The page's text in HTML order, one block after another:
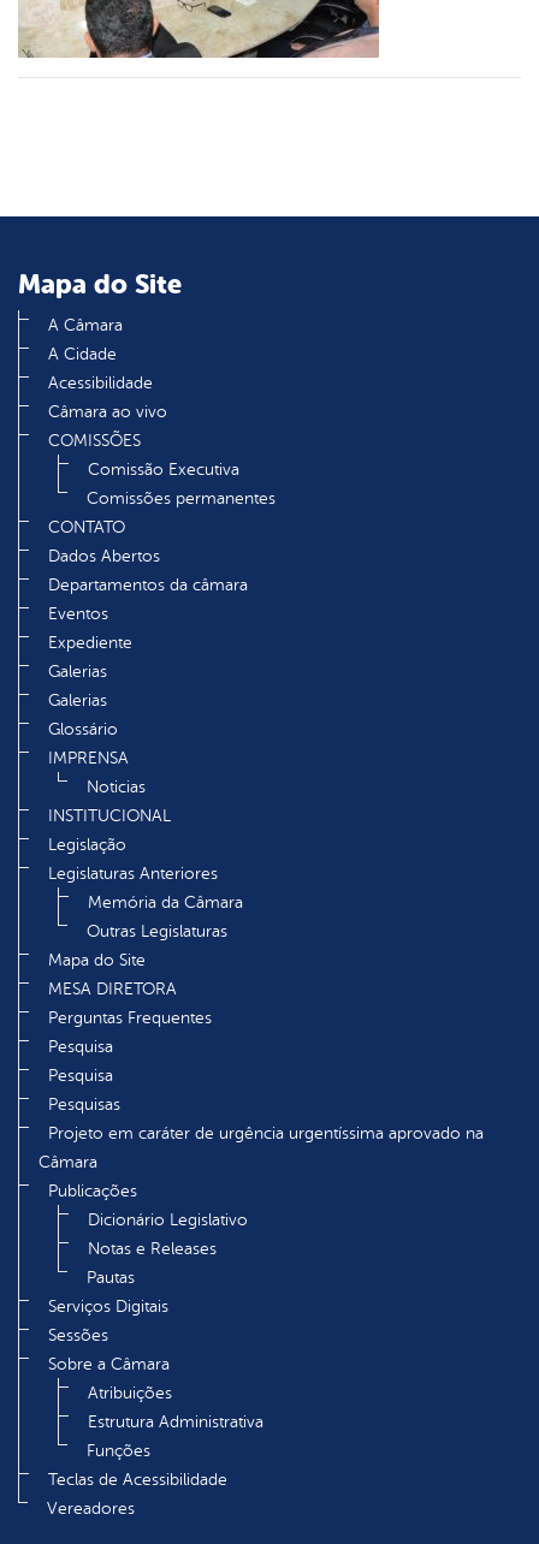
Mapa do Site
A Câmara
A Cidade
Acessibilidade
Câmara ao vivo
COMISSÕES
Comissão Executiva
Comissões permanentes
CONTATO
Dados Abertos
Departamentos da câmara
Eventos
Expediente
Galerias
Galerias
Glossário
IMPRENSA
Noticias
INSTITUCIONAL
Legislação
Legislaturas Anteriores
Memória da Câmara
Outras Legislaturas
Mapa do Site
MESA DIRETORA
Perguntas Frequentes
Pesquisa
Pesquisa
Pesquisas
Projeto em caráter de urgência urgentíssima aprovado na
Câmara
Publicações
Dicionário Legislativo
Notas e Releases
Pautas
Serviços Digitais
Sessões
Sobre a Câmara
Atribuições
Estrutura Administrativa
Funções
Teclas de Acessibilidade
Vereadores